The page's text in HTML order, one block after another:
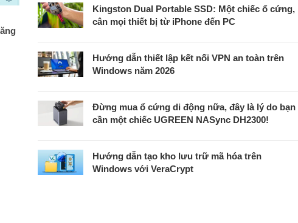
Kingston Dual Portable SSD: Một chiếc ổ cứng,
cân mọi thiết bị từ iPhone đến PC
Hướng dẫn thiết lập kết nối VPN an toàn trên
Windows năm 2026
Đừng mua ổ cứng di động nữa, đây là lý do bạn
cần một chiếc UGREEN NASync DH2300!
Hướng dẫn tạo kho lưu trữ mã hóa trên
Windows với VeraCrypt